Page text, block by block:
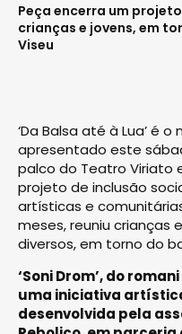
Peça encerra um
crianças e jovens, em
Viseu
‘Da Balsa até à Lua’ é
apresentado este
palco do Teatro Viriato
projeto de inclusão
artísticas e
meses, reuniu crianças
diversos, em torno do
‘Soni Drom’, do
uma iniciativa
desenvolvida pela